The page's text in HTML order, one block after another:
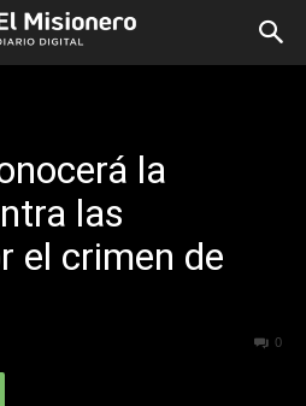
la
las
el crimen de
0